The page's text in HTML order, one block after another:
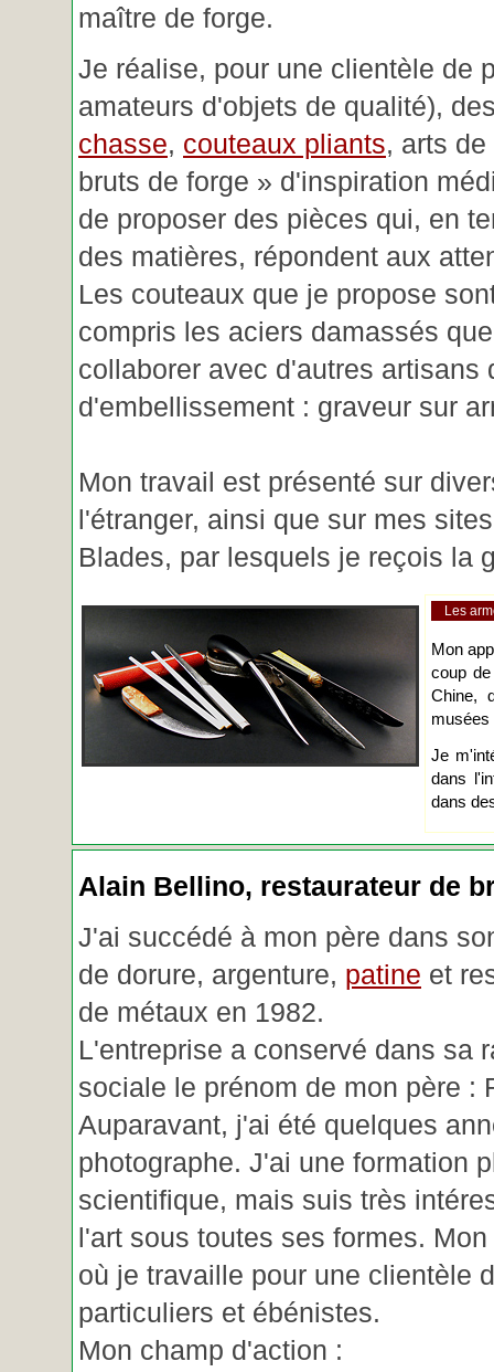
maître de forge.
Je réalise, pour une clientèle de
amateurs d'objets de qualité),
chasse, couteaux pliants, arts
bruts de forge » d'inspiration
de proposer des pièces qui, en
des matières, répondent aux
Les couteaux que je propose
compris les aciers damassés
collaborer avec d'autres artisans
d'embellissement : graveur sur
Mon travail est présenté sur
l'étranger, ainsi que sur mes
Blades, par lesquels je reçois la
Les
Mon
coup
Chine,
musées
Je
dans
dans
Alain Bellino, restaurateur de
J'ai succédé à mon père dans
de dorure, argenture, patine et
de métaux en 1982.
L'entreprise a conservé dans sa
sociale le prénom de mon père :
Auparavant, j'ai été quelques
photographe. J'ai une formation
scientifique, mais suis très
l'art sous toutes ses formes.
où je travaille pour une clientèle
particuliers et ébénistes.
Mon champ d'action :